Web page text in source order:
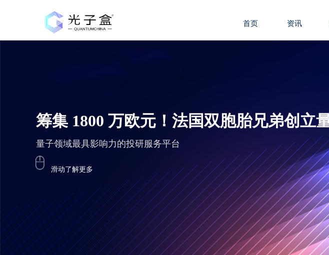
首页 资讯
量子领域最具影响力的投研服务平台
滑动了解更多
筹集 1800 万欧元！法国双胞胎兄弟创立